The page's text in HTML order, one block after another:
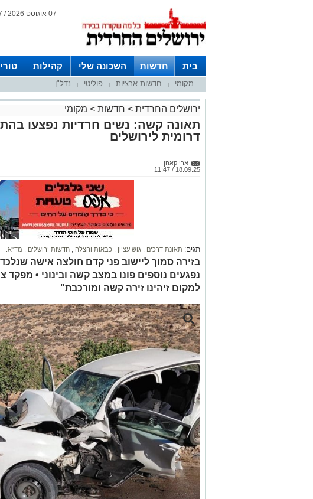
07 אוגוסט 2026 / 09:37
בית חדשות השכונה שלי קהילות
חצרות
מקומי חדשות ארציות פוליטי נדל"ן
ירושלים החרדית > חדשות > מקומי
דרומית לירושלים
ארי קאהן
18.09.25 / 11:47
תגים: תאונת דרכים גוש עציון כבאות והצלה חדשות ירושלים מד"א.
בזירה סמוך ליישוב פני קדם חולצה אישה
נפגעים נוספים פונו במצב קשה ובינוני • מפקד
למקום זיהינו זירה קשה ומורכבת"